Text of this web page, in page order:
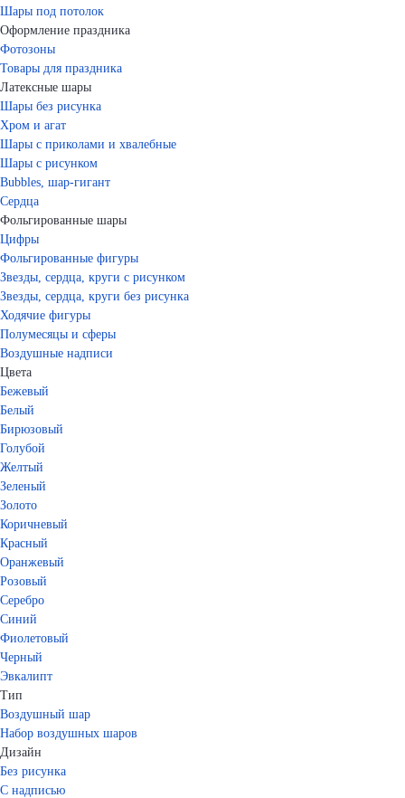
Шары под потолок
Оформление праздника
Фотозоны
Товары для праздника
Латексные шары
Шары без рисунка
Хром и агат
Шары с приколами и хвалебные
Шары с рисунком
Bubbles, шар-гигант
Сердца
Фольгированные шары
Цифры
Фольгированные фигуры
Звезды, сердца, круги с рисунком
Звезды, сердца, круги без рисунка
Ходячие фигуры
Полумесяцы и сферы
Воздушные надписи
Цвета
Бежевый
Белый
Бирюзовый
Голубой
Желтый
Зеленый
Золото
Коричневый
Красный
Оранжевый
Розовый
Серебро
Синий
Фиолетовый
Черный
Эвкалипт
Тип
Воздушный шар
Набор воздушных шаров
Дизайн
Без рисунка
С надписью